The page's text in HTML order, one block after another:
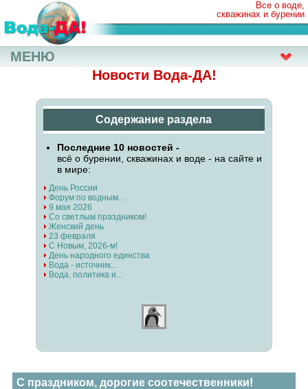
Все о воде,
скважинах и бурении
Новости Вода-ДА!
Содержание раздела
Последние 10 новостей -
всё о бурении, скважинах и воде - на сайте и
в мире:
День России
Форум по водным...
9 мая 2026
Со светлым праздником!
Женский день
23 февраля
С Новым, 2026-м!
День народного единства
Вода - источник...
Вода, политика и...
С праздником, дорогие соотечественники!
МЕНЮ